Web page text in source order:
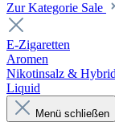
Zur Kategorie Sale
E-Zigaretten
Aromen
Nikotinsalz &
Liquid
Menü schließen